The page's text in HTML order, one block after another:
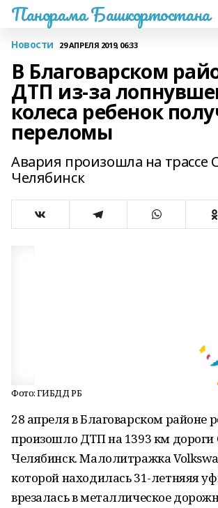
Панорама Башкортостана
Новости 29 АПРЕЛЯ 2019, 06:33
В Благоварском
ДТП из-за
колеса ребенок
переломы
Авария произошла на трассе
Челябинск
Фото: ГИБДД РБ
28 апреля в Благоварском районе
произошло ДТП на 1393 км
Челябинск. Малолитражка
которой находилась 31-летняяя
врезалась в металлическое